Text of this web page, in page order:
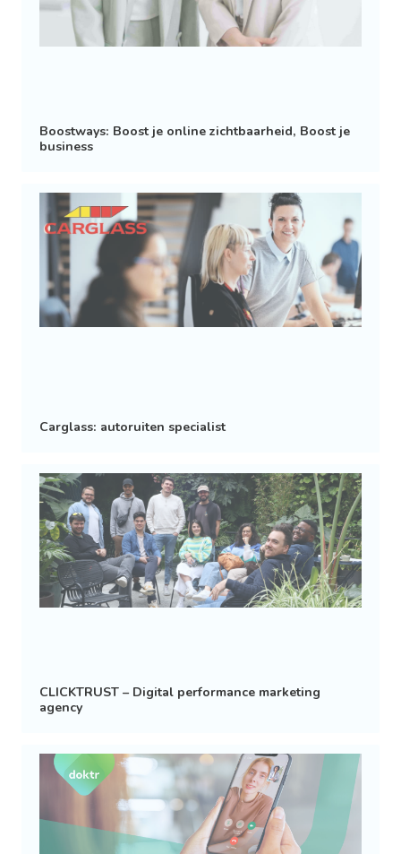
Boostways: Boost je online zichtbaarheid, Boost je
business
Carglass: autoruiten specialist
CLICKTRUST – Digital performance marketing
agency